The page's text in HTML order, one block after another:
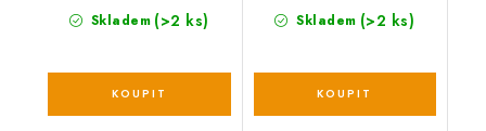
Skladem (>2 ks) Skladem (>2 ks)